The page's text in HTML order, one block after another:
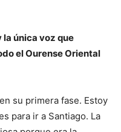
la única voz que
el Ourense Oriental
su primera fase. Estoy
para ir a Santiago. La